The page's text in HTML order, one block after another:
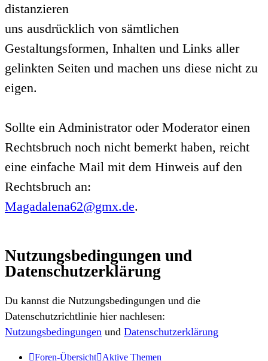
distanzieren
uns ausdrücklich von sämtlichen
Gestaltungsformen, Inhalten und Links aller
gelinkten Seiten und machen uns diese nicht zu
eigen.
Sollte ein Administrator oder Moderator einen
Rechtsbruch noch nicht bemerkt haben, reicht
eine einfache Mail mit dem Hinweis auf den
Rechtsbruch an:
Magadalena62@gmx.de.
Nutzungsbedingungen und
Datenschutzerklärung
Du kannst die Nutzungsbedingungen und die
Datenschutzrichtlinie hier nachlesen:
Nutzungsbedingungen und Datenschutzerklärung
Foren-Übersicht Aktive Themen